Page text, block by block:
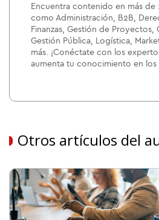
Encuentra contenido en más de
como Administración, B2B,
Finanzas, Gestión de Proyectos,
Gestión Pública, Logística,
más. ¡Conéctate con los
aumenta tu conocimiento en los
Otros artículos del